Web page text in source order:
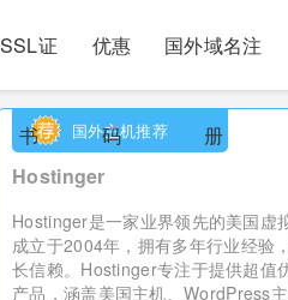
SSL证
书
优惠
码
国外域名注
册
国外主机推荐
Hostinger
Hostinger是一家业界领先的美国虚
成立于2004年，拥有多年行业经验
长信赖。Hostinger专注于提供超值
产品，涵盖美国主机、WordPress主